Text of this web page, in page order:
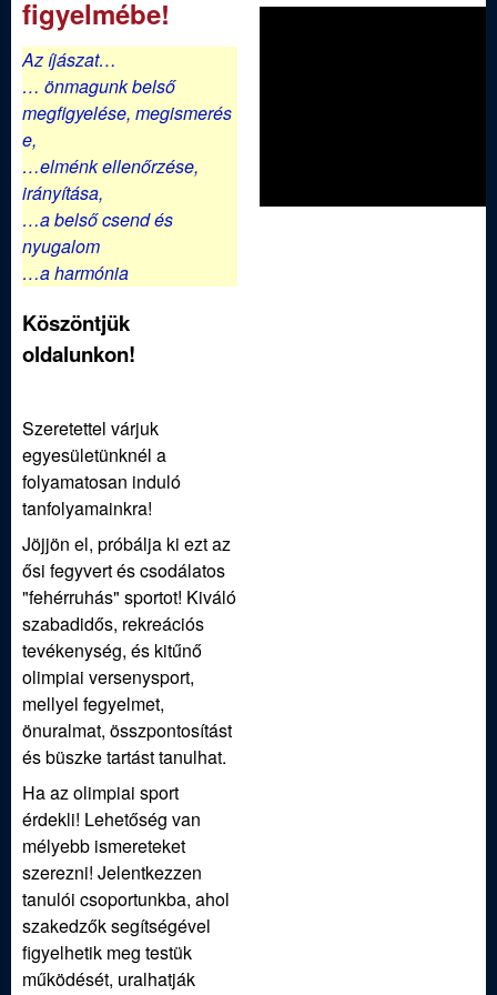
k
figyelmébe!
Az íjászat…
… önmagunk belső
megfigyelése, megismerés
e,
…elménk ellenőrzése,
irányítása,
…a belső csend és
nyugalom
…a harmónia
Köszöntjük
oldalunkon!
Szeretettel várjuk
egyesületünknél a
folyamatosan induló
tanfolyamainkra!
Jöjjön el, próbálja ki ezt az
ősi fegyvert és csodálatos
"fehérruhás" sportot! Kiváló
szabadidős, rekreációs
tevékenység, és kitűnő
olimpiai versenysport,
mellyel fegyelmet,
önuralmat, összpontosítást
és büszke tartást tanulhat.
Ha az olimpiai sport
érdekli! Lehetőség van
mélyebb ismereteket
szerezni! Jelentkezzen
tanulói csoportunkba, ahol
szakedzők segítségével
figyelhetik meg testük
működését, uralhatják